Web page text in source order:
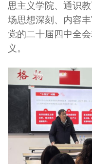
思主义学院、通识
场思想深刻、内容
党的二十届四中全
义。